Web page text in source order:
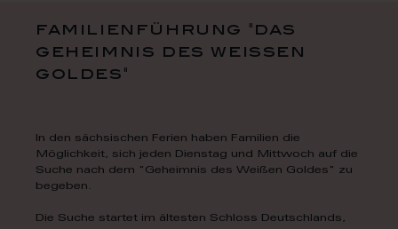
familienführung "das
geheimnis des weissen
goldes"
In den sächsischen Ferien haben Familien die
Möglichkeit, sich jeden Dienstag und Mittwoch auf die
Suche nach dem "Geheimnis des Weißen Goldes" zu
begeben.
Die Suche startet im ältesten Schloss Deutschlands,